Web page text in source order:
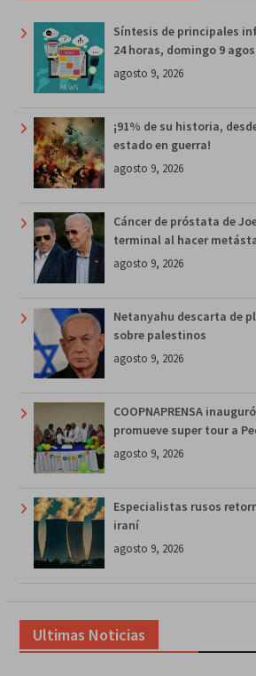
Síntesis de principales
24 horas, domingo 9
agosto 9, 2026
¡91% de su historia,
estado en guerra!
agosto 9, 2026
Cáncer de próstata de
terminal al hacer
agosto 9, 2026
Netanyahu descarta de
sobre palestinos
agosto 9, 2026
COOPNAPRENSA
promueve super tour a
agosto 9, 2026
Especialistas rusos
iraní
agosto 9, 2026
Ultimas Noticias